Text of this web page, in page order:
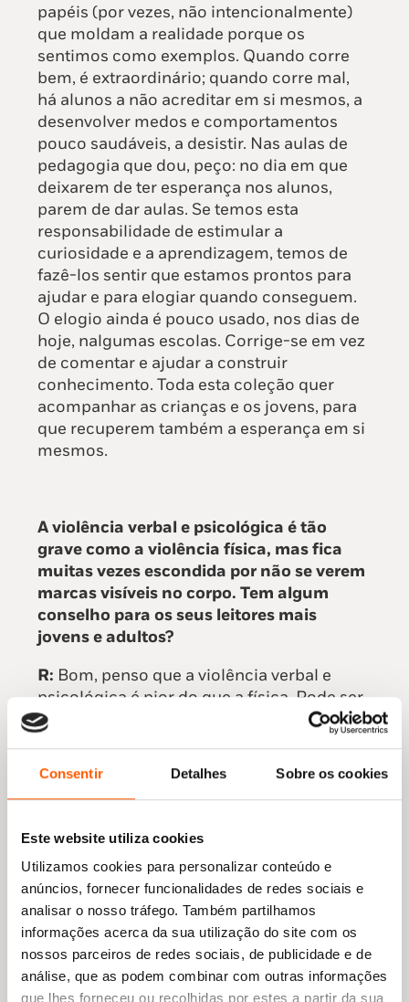
Consentir Detalhes Sobre os cookies
Este website utiliza cookies
Utilizamos cookies para personalizar conteúdo e
anúncios, fornecer funcionalidades de redes sociais e
analisar o nosso tráfego. Também partilhamos
informações acerca da sua utilização do site com os
nossos parceiros de redes sociais, de publicidade e de
análise, que as podem combinar com outras informações
que lhes forneceu ou recolhidas por estes a partir da sua
papéis (por vezes, não intencionalmente)
que moldam a realidade porque os
sentimos como exemplos. Quando corre
bem, é extraordinário; quando corre mal,
há alunos a não acreditar em si mesmos, a
desenvolver medos e comportamentos
pouco saudáveis, a desistir. Nas aulas de
pedagogia que dou, peço: no dia em que
deixarem de ter esperança nos alunos,
parem de dar aulas. Se temos esta
responsabilidade de estimular a
curiosidade e a aprendizagem, temos de
fazê-los sentir que estamos prontos para
ajudar e para elogiar quando conseguem.
O elogio ainda é pouco usado, nos dias de
hoje, nalgumas escolas. Corrige-se em vez
de comentar e ajudar a construir
conhecimento. Toda esta coleção quer
acompanhar as crianças e os jovens, para
que recuperem também a esperança em si
mesmos.
A violência verbal e psicológica é tão
grave como a violência física, mas fica
muitas vezes escondida por não se verem
marcas visíveis no corpo. Tem algum
conselho para os seus leitores mais
jovens e adultos?
R: Bom, penso que a violência verbal e
psicológica é pior do que a física. Pode ser
sob a forma de uma subtil chantagem
pensarmos bem, toda a violência física é
Gostaria muito de conseguir, através destes
escolham o que lhes fizer mais sentido.
Não dou nenhum conselho específico, isso
seria moralizar os livros: mostro pistas para
que saibam que existe esse poder de
escolha e que não precisam de aceitar
essas afrontas do dia-a-dia.